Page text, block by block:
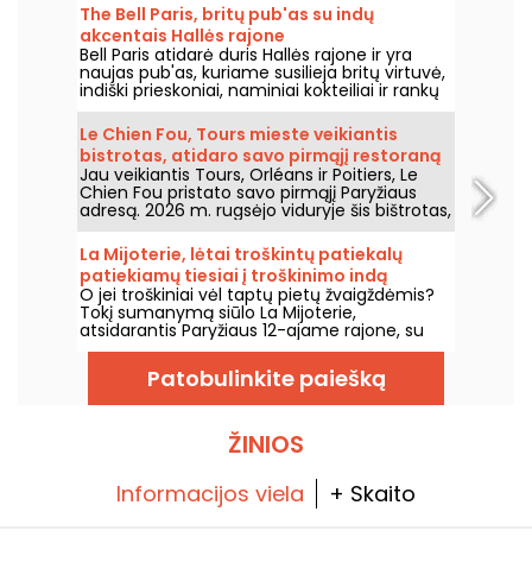
The Bell Paris, britų pub'as su indų
akcentais Hallės rajone
Bell Paris atidarė duris Hallės rajone ir yra
naujas pub'as, kuriame susilieja britų virtuvė,
indiški prieskoniai, naminiai kokteiliai ir rankų
darbo alūs, o interjerą kūrė dizaineris Jim
Hamilton.
Le Chien Fou, Tours mieste veikiantis
bistrotas, atidaro savo pirmąjį restoraną
Paryžiuje
Jau veikiantis Tours, Orléans ir Poitiers, Le
Chien Fou pristato savo pirmąjį Paryžiaus
adresą. 2026 m. rugsėjo viduryje šis bištrotas,
garsėjantis namų gamybos virtuve,
dalijimosi patiekalais ir vynų rūsiu, atvers
duris Rue Feydeau gatvėje Paryžiaus
antrajame rajone.
La Mijoterie, lėtai troškintų patiekalų
patiekiamų tiesiai į troškinimo indą
dvyliktajame rajone
O jei troškiniai vėl taptų pietų žvaigždėmis?
Tokį sumanymą siūlo La Mijoterie,
atsidarantis Paryžiaus 12-ajame rajone, su
ilgo virimo virtuve, kurią kuria šefas
Augustinas Garnier ir patiekiama tiesiai į
troškinių puodelius.
Patobulinkite paiešką
ŽINIOS
Informacijos viela + Skaito